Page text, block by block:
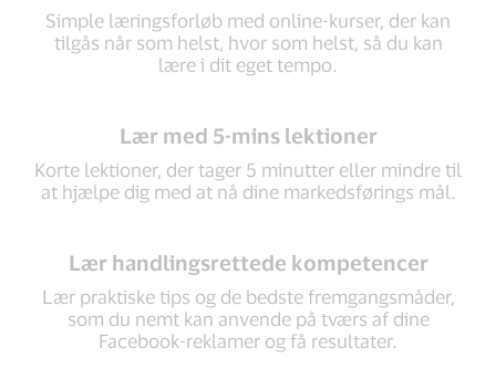
Simple læringsforløb med online-kurser, der kan
tilgås når som helst, hvor som helst, så du kan
lære i dit eget tempo.
Lær med 5-mins lektioner
Korte lektioner, der tager 5 minutter eller mindre til
at hjælpe dig med at nå dine markedsførings mål.
Lær handlingsrettede kompetencer
Lær praktiske tips og de bedste fremgangsmåder,
som du nemt kan anvende på tværs af dine
Facebook-reklamer og få resultater.